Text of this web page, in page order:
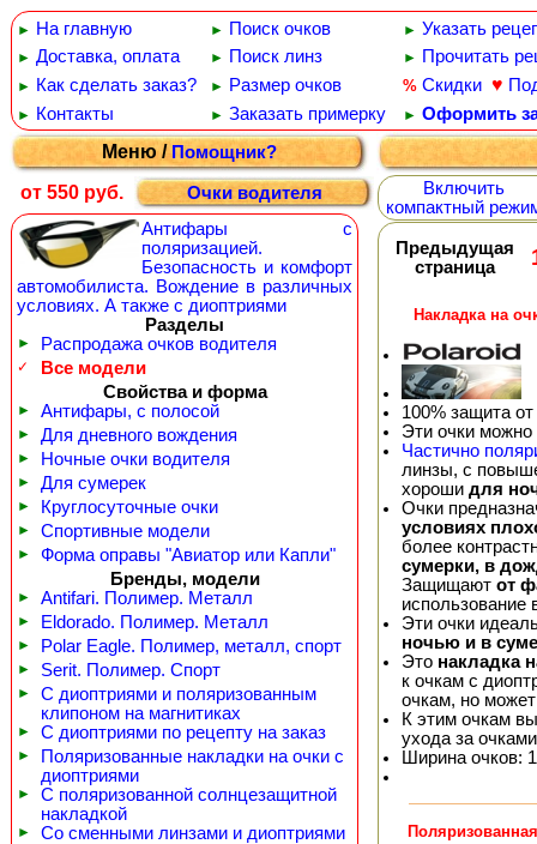
► На главную ► Поиск очков ► Указать
► Доставка, оплата ► Поиск линз ► Прочитать
► Как сделать заказ? ► Размер очков % Скидки ♥
► Контакты ► Заказать примерку ► Оформить
Меню /Помощник?
от 550 руб.
Очки водителя
Антифары с
поляризацией.
Безопасность и комфорт
автомобилиста. Вождение в различных
условиях. А также с диоптриями
Разделы
► Распродажа очков водителя
✓
Все модели
Свойства и форма
► Антифары, с полосой
► Для дневного вождения
► Ночные очки водителя
► Для сумерек
► Круглосуточные очки
► Спортивные модели
►
Форма оправы "Авиатор или Капли"
Бренды, модели
► Antifari. Полимер. Металл
► Eldorado. Полимер. Металл
► Polar Eagle. Полимер, металл, спорт
► Serit. Полимер. Спорт
►
С диоптриями и поляризованным
клипоном на магнитиках
► С диоптриями по рецепту на заказ
►
Поляризованные накладки на очки с
диоптриями
►
С поляризованной солнцезащитной
накладкой
► Со сменными линзами и диоптриями
Включить
компактный
Предыдущая
страница
Накладка на
100% защита
Эти очки
Частично
линзы, с
хороши для
Очки
условиях
более
сумерки, в
Защищают от
использование
Эти очки
ночью и в
Это накладка
к очкам с
очкам, но
К этим очкам
ухода за очками
Ширина очков: